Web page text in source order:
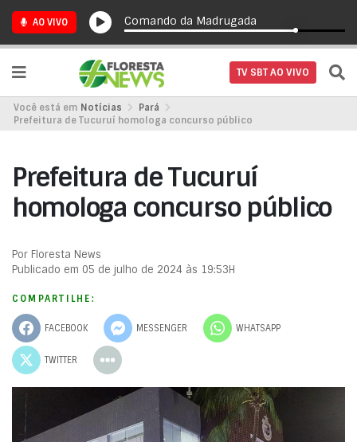
AO VIVO Comando da Madrugada
TV SBT AO VIVO
Você está em Notícias
Pará
Prefeitura de Tucuruí homologa concurso público
Prefeitura de Tucuruí
homologa concurso público
Por Floresta News
Publicado em 05 de julho de 2024 às 19:53H
COMPARTILHE:
FACEBOOK MESSENGER WHATSAPP
TWITTER